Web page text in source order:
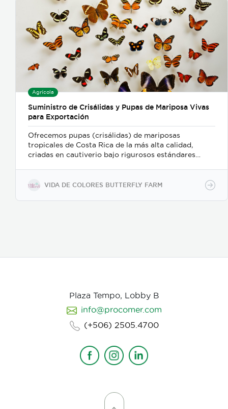
Agrícola
Suministro de Crisálidas y Pupas de Mariposa Vivas
para Exportación
Ofrecemos pupas (crisálidas) de mariposas
tropicales de Costa Rica de la más alta calidad,
criadas en cautiverio bajo rigurosos estándares
de eclosión (emergencia), ofreciendo un producto
mariposarios y jardines botánicos internacionales.
VIDA DE COLORES BUTTERFLY FARM
Plaza Tempo, Lobby B
info@procomer.com
(+506) 2505.4700